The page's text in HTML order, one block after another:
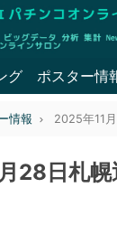
グ ポスター情
情報 2025年11
28日札